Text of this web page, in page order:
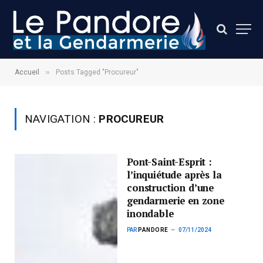
Accueil » Posts Tagged "Procureur"
NAVIGATION : PROCUREUR
Pont-Saint-Esprit :
l’inquiétude après la
construction d’une
gendarmerie en zone
inondable
PAR PANDORE 07/11/2024